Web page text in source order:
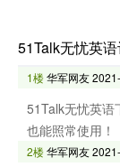
51Talk无忧英
1楼华军网友
51Talk无忧英语
也能照常使用！
2楼华军网友